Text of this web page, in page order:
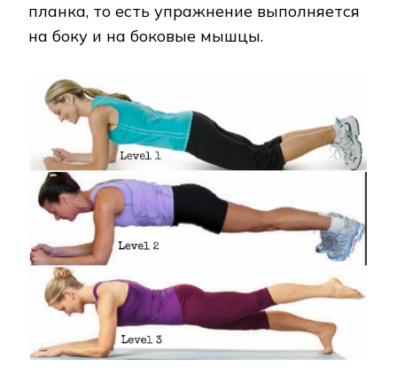
планка, то есть упражнение выполняется
на боку и на боковые мышцы.